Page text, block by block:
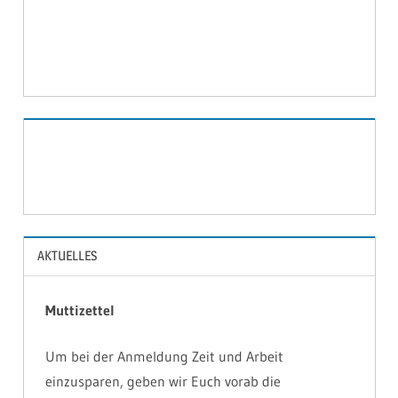
AKTUELLES
Muttizettel
Um bei der Anmeldung Zeit und Arbeit
einzusparen, geben wir Euch vorab die